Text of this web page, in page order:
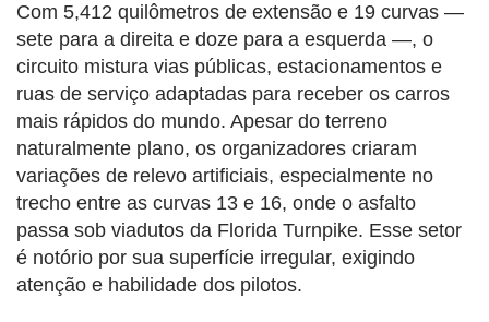
Com 5,412 quilômetros de extensão e 19 curvas —
sete para a direita e doze para a esquerda —, o
circuito mistura vias públicas, estacionamentos e
ruas de serviço adaptadas para receber os carros
mais rápidos do mundo. Apesar do terreno
naturalmente plano, os organizadores criaram
variações de relevo artificiais, especialmente no
trecho entre as curvas 13 e 16, onde o asfalto
passa sob viadutos da Florida Turnpike. Esse setor
é notório por sua superfície irregular, exigindo
atenção e habilidade dos pilotos.